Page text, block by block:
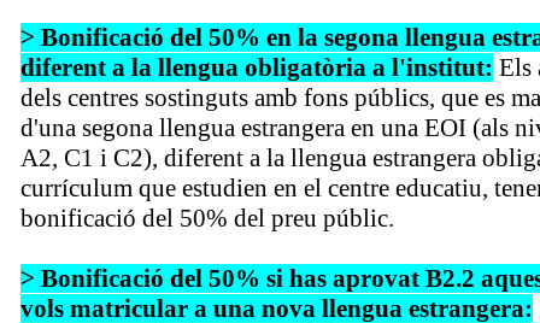
> Bonificació del 50% en la segona llengua
diferent a la llengua obligatòria a l'institut: Els
dels centres sostinguts amb fons públics, que es
d'una segona llengua estrangera en una EOI (als
A2, C1 i C2), diferent a la llengua estrangera
currículum que estudien en el centre educatiu,
bonificació del 50% del preu públic.
> Bonificació del 50% si has aprovat B2.2
vols matricular a una nova llengua estrangera: